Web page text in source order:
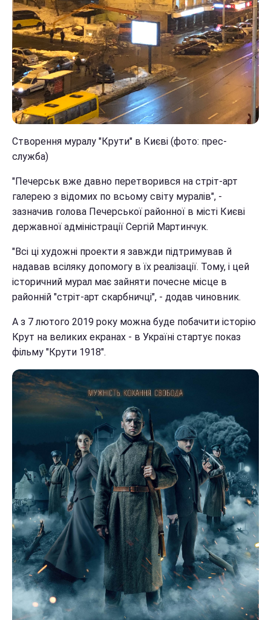
Створення муралу "Крути" в Києві (фото: прес-
служба)
"Печерськ вже давно перетворився на стріт-арт
галерею з відомих по всьому світу муралів", -
зазначив голова Печерської районної в місті Києві
державної адміністрації Сергій Мартинчук.
"Всі ці художні проекти я завжди підтримував й
надавав всіляку допомогу в їх реалізації. Тому, і цей
історичний мурал має зайняти почесне місце в
районній "стріт-арт скарбничці", - додав чиновник.
А з 7 лютого 2019 року можна буде побачити історію
Крут на великих екранах - в Україні стартує показ
фільму "Крути 1918".